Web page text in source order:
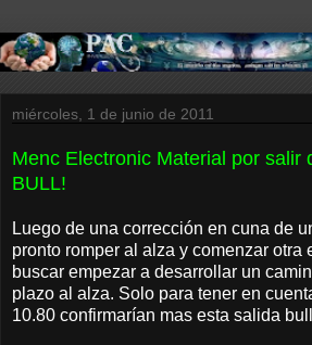
miércoles, 1 de junio de 2011
Menc Electronic Material por salir
BULL!
Luego de una corrección en cuna de
pronto romper al alza y comenzar otra
buscar empezar a desarrollar un
plazo al alza. Solo para tener en
10.80 confirmarían mas esta salida